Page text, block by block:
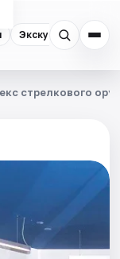
Экскурсии
стрелкового